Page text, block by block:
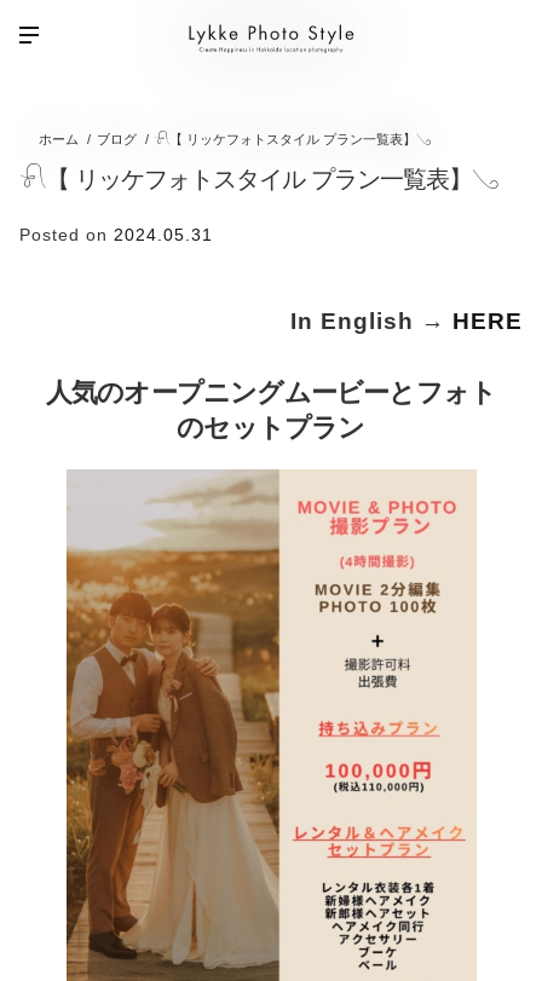
ホーム ブログ 𓍯【 リッケフォトスタイル プラン一覧表】𓂅
𓍯【 リッケフォトスタイル プラン一覧表】𓂅
Posted on 2024.05.31
In English → HERE
人気のオープニングムービーとフォト
のセットプラン